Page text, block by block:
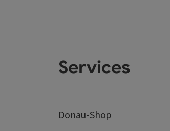
Services
Donau-Shop